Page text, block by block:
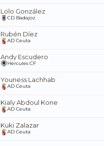
Lolo González
CD Badajoz
Rubén Díez
AD Ceuta
Andy Escudero
Hércules CF
Youness Lachhab
AD Ceuta
Kialy Abdoul Kone
AD Ceuta
Kuki Zalazar
AD Ceuta